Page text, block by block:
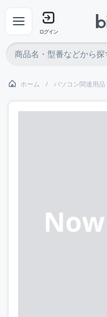
ログイン
ホーム パソコン関連用品